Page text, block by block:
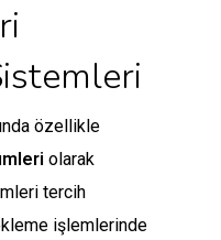
özellikle
olarak
tercih
işlemlerinde